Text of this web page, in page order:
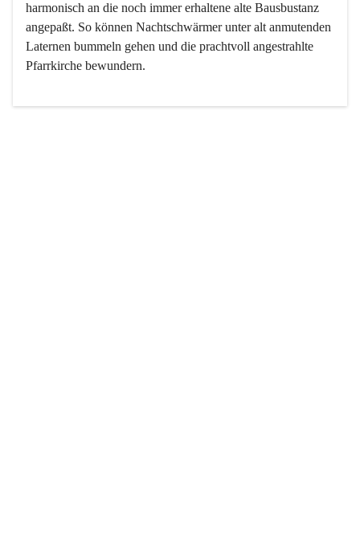
harmonisch an die noch immer erhaltene alte Bausbustanz
angepaßt. So können Nachtschwärmer unter alt anmutenden
Laternen bummeln gehen und die prachtvoll angestrahlte
Pfarrkirche bewundern.
Der Weinbau dominert heute nicht mehr, ist aber integrativer